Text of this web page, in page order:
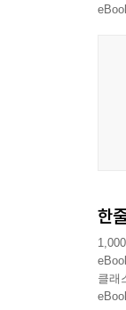
한
클래